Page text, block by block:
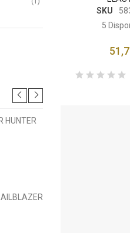
SKU
5
(8)
(4)
HUNTER